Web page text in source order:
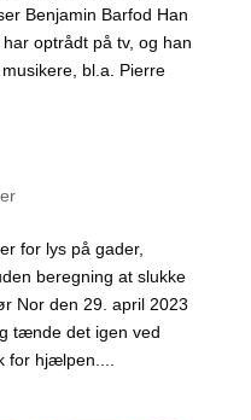
Benja­min Bar­fod Han
opt­rå­dt på tv, og han
bl.a. Pier­re
for lys på gader,
beregning at slukke
Nor den 29. april 2023
tænde det igen ved
for hjælpen....